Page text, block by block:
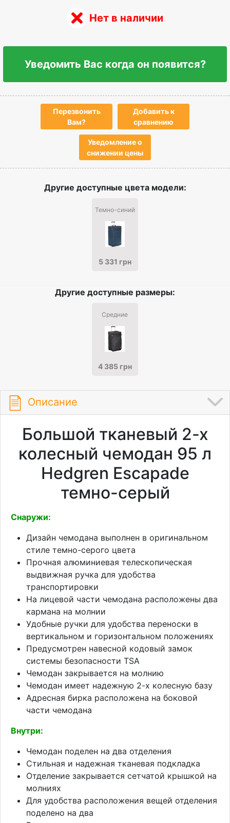
Нет в наличии
Уведомить Вас когда он появится?
Перезвонить
Вам?
Добавить к
сравнению
Уведомление о
снижении цены
Другие доступные цвета модели:
Темно-синий
5 331 грн
Другие доступные размеры:
Средние
4 385 грн
Описание
Большой тканевый 2-х
колесный чемодан 95 л
Hedgren Escapade
темно-серый
Снаружи:
Дизайн чемодана выполнен в оригинальном
стиле темно-серого цвета
Прочная алюминиевая телескопическая
выдвижная ручка для удобства
транспортировки
На лицевой части чемодана расположены два
кармана на молнии
Удобные ручки для удобства переноски в
вертикальном и горизонтальном положениях
Предусмотрен навесной кодовый замок
системы безопасности TSA
Чемодан закрывается на молнию
Чемодан имеет надежную 2-х колесную базу
Адресная бирка расположена на боковой
части чемодана
Внутри:
Чемодан поделен на два отделения
Стильная и надежная тканевая подкладка
Отделение закрывается сетчатой крышкой на
молниях
Для удобства расположения вещей отделения
поделено на два